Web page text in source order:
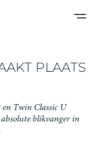
AKT PLAATS
en Twin Classic U
absolute blikvanger in